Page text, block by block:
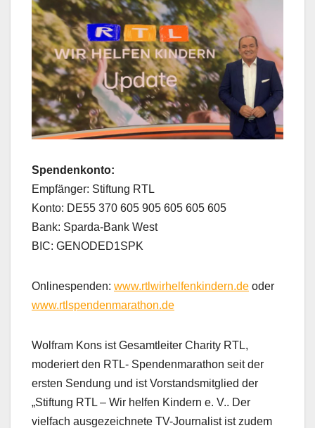
Spendenkonto:
Empfänger: Stiftung RTL
Konto: DE55 370 605 905 605 605 605
Bank: Sparda-Bank West
BIC: GENODED1SPK
Onlinespenden: www.rtlwirhelfenkindern.de oder
www.rtlspendenmarathon.de
Wolfram Kons ist Gesamtleiter Charity RTL,
moderiert den RTL- Spendenmarathon seit der
ersten Sendung und ist Vorstandsmitglied der
„Stiftung RTL – Wir helfen Kindern e. V.. Der
vielfach ausgezeichnete TV-Journalist ist zudem